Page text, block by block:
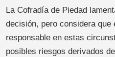
La Cofradía de Piedad
decisión, pero considera que
responsable en estas
posibles riesgos derivados